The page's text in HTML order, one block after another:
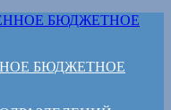
БЮДЖЕТНОЕ